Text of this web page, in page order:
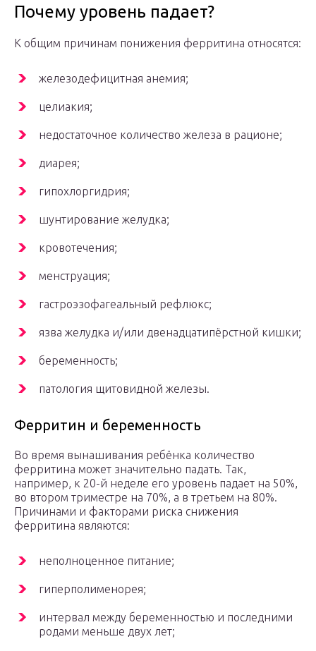
Почему уровень падает?
К общим причинам понижения ферритина относятся:
железодефицитная анемия;
целиакия;
недостаточное количество железа в рационе;
диарея;
гипохлоргидрия;
шунтирование желудка;
кровотечения;
менструация;
гастроэзофагеальный рефлюкс;
язва желудка и/или двенадцатипёрстной кишки;
беременность;
патология щитовидной железы.
Ферритин и беременность
Во время вынашивания ребёнка количество
ферритина может значительно падать. Так,
например, к 20-й неделе его уровень падает на 50%,
во втором триместре на 70%, а в третьем на 80%.
Причинами и факторами риска снижения
ферритина являются:
неполноценное питание;
гиперполименорея;
интервал между беременностью и последними
родами меньше двух лет;